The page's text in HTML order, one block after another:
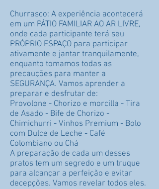
Churrasco: A experiência acontecerá
em um PÁTIO FAMILIAR AO AR LIVRE,
onde cada participante terá seu
PRÓPRIO ESPAÇO para participar
ativamente e jantar tranquilamente,
enquanto tomamos todas as
precauções para manter a
SEGURANÇA. Vamos aprender a
preparar e desfrutar de:
Provolone - Chorizo e morcilla - Tira
de Asado - Bife de Chorizo -
Chimichurri - Vinhos Premium - Bolo
com Dulce de Leche - Café
Colombiano ou Chá
A preparação de cada um desses
pratos tem um segredo e um truque
para alcançar a perfeição e evitar
decepções. Vamos revelar todos eles.